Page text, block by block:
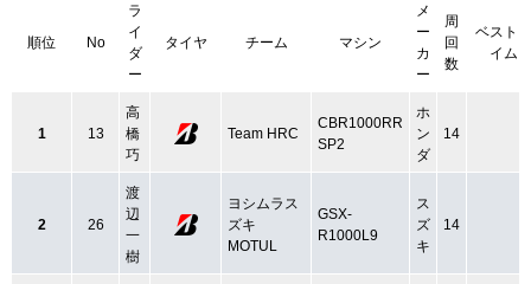
順位 No
ラ
イ
ダ
ー
タイヤ チーム マシン
メ
ー
カ
ー
周
回
数
ベストタ
イム
1 13
高
橋
巧
Team HRC
CBR1000RR
SP2
ホ
ン
ダ
14
2 26
渡
辺
一
樹
ヨシムラス
ズキ
MOTUL
GSX-
R1000L9
ス
ズ
キ
14